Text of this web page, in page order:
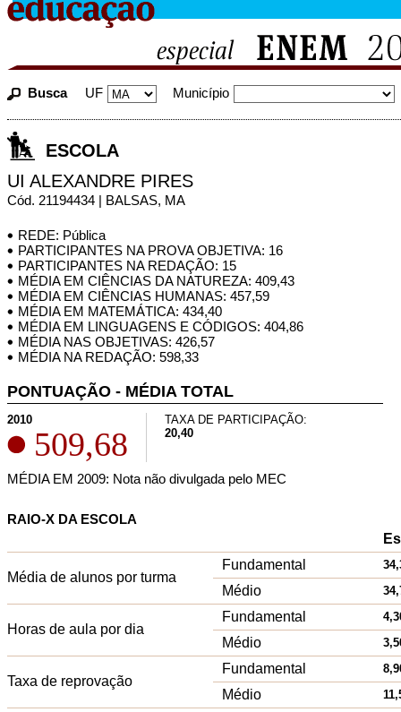
Busca UF Município
ESCOLA
UI ALEXANDRE PIRES
Cód. 21194434 | BALSAS, MA
REDE: Pública
PARTICIPANTES NA PROVA OBJETIVA: 16
PARTICIPANTES NA REDAÇÃO: 15
MÉDIA EM CIÊNCIAS DA NATUREZA: 409,43
MÉDIA EM CIÊNCIAS HUMANAS: 457,59
MÉDIA EM MATEMÁTICA: 434,40
MÉDIA EM LINGUAGENS E CÓDIGOS: 404,86
MÉDIA NAS OBJETIVAS: 426,57
MÉDIA NA REDAÇÃO: 598,33
PONTUAÇÃO - MÉDIA TOTAL
2010
509,68
TAXA DE PARTICIPAÇÃO:
20,40
MÉDIA EM 2009: Nota não divulgada pelo MEC
RAIO-X DA ESCOLA
Média de alunos por turma
Fundamental
Médio
Horas de aula por dia
Fundamental
Médio
Taxa de reprovação
Fundamental
Médio